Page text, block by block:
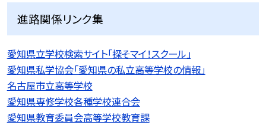
進路関係リンク集
愛知県立学校検索サイト「探そマイ！スクール」
愛知県私学協会「愛知県の私立高等学校の情報」
名古屋市立高等学校
愛知県専修学校各種学校連合会
愛知県教育委員会高等学校教育課